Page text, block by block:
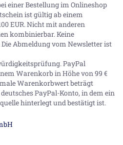
einer Bestellung im Onlineshop
ist gültig ab einem
EUR. Nicht mit anderen
kombinierbar. Keine
Abmeldung vom Newsletter ist
PayPal
Warenkorb in Höhe von99 €
Warenkorbwert beträgt
PayPal-Konto, in dem ein
hinterlegt und bestätigt ist.